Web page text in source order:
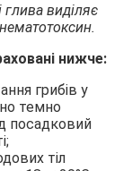
глива виділяє
нижче:
грибів у
темно
посадковий
тіл